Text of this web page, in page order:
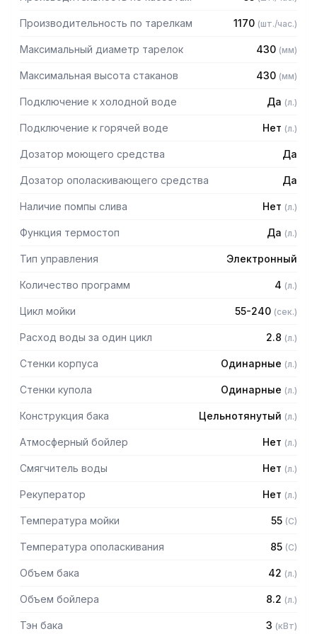
— Уровень шума
Комплектация:
2 кассеты для тарелок P12/18, 1 комбинированная кассета
сливной шланг, заливной шланг
Производительность по тарелкам 1170 (шт./час.)
Максимальный диаметр тарелок 430 (мм)
Максимальная высота стаканов 430 (мм)
Подключение к холодной воде Да (л.)
Подключение к горячей воде Нет (л.)
Дозатор моющего средства Да
Дозатор ополаскивающего средства Да
Наличие помпы слива Нет (л.)
Функция термостоп Да (л.)
Тип управления Электронный
Количество программ 4 (л.)
Цикл мойки 55-240 (сек.)
Расход воды за один цикл 2.8 (л.)
Стенки корпуса Одинарные (л.)
Стенки купола Одинарные (л.)
Конструкция бака Цельнотянутый (л.)
Атмосферный бойлер Нет (л.)
Смягчитель воды Нет (л.)
Рекуператор Нет (л.)
Температура мойки 55 (C)
Температура ополаскивания 85 (C)
Объем бака 42 (л.)
Объем бойлера 8.2 (л.)
Тэн бака 3 (кВт)